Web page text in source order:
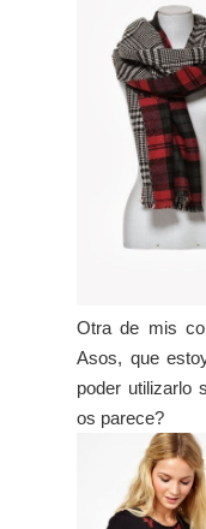
Otra de mis
Asos, que
poder utilizarlo
os parece?